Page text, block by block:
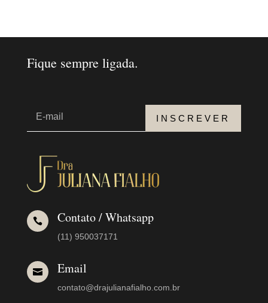
Fique sempre ligada.
INSCREVER
 Contato / Whatsapp
(11) 950037171
 Email
contato@drajulianafialho.com.br